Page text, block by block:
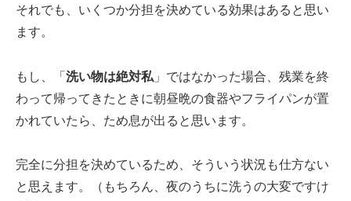
それでも、いくつか分担を決めている効果はあると思い
ます。
もし、「 洗い物は絶対私 」ではなかった場合、残業を終
わって帰ってきたときに朝昼晩の食器やフライパンが置
かれていたら、ため息が出ると思います。
完全に分担を決めているため、そういう状況も仕方ない
と思えます。（もちろん、夜のうちに洗うの大変ですけ